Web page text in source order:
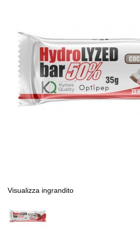
Visualizza ingrandito